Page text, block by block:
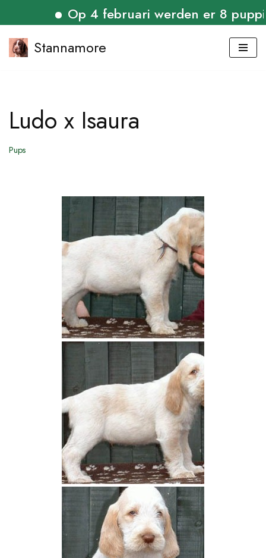
Op 4 februari werden er 8 puppies
Ga
inhoud
Stannamore
Ludo x Isaura
Pups